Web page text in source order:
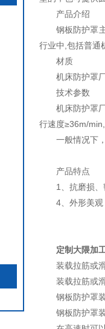
产品介绍
钢板防护罩
行业中,包括普通
材质
机床防护罩
技术参数
机床防护罩
行速度≥36m/
一般情况下
产品特点
1、抗磨损
4、外形
定制大隈加
装载拉筋或
装载拉筋或
钢板防护罩
钢板防护罩